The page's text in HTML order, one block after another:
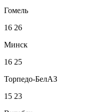
Гомель
16 26
Минск
16 25
Торпедо-БелАЗ
15 23